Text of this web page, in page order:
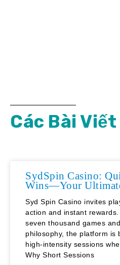
Các Bài
SydSpin Casino:
Wins—Your
Syd Spin Casino invites
action and instant
seven thousand games
philosophy, the platform is
high‑intensity sessions
Why Short Sessions